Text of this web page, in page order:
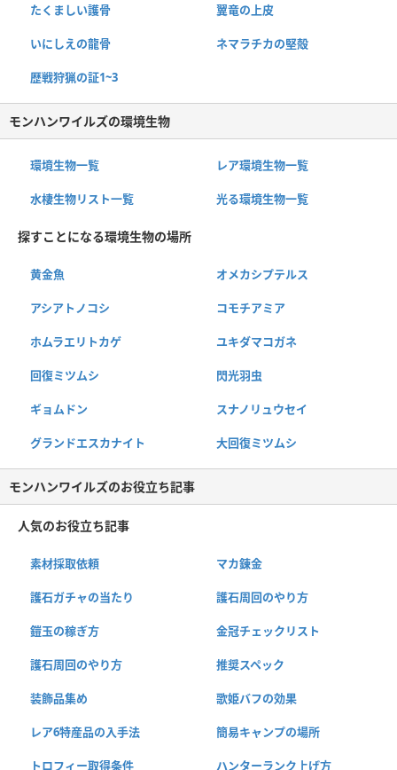
たくましい護骨 翼竜の上皮
いにしえの龍骨 ネマラチカの堅殻
歴戦狩猟の証1~3
モンハンワイルズの環境生物
環境生物一覧 レア環境生物一覧
水棲生物リスト一覧 光る環境生物一覧
探すことになる環境生物の場所
黄金魚 オメカシプテルス
アシアトノコシ コモチアミア
ホムラエリトカゲ ユキダマコガネ
回復ミツムシ 閃光羽虫
ギョムドン スナノリュウセイ
グランドエスカナイト 大回復ミツムシ
モンハンワイルズのお役立ち記事
人気のお役立ち記事
素材採取依頼 マカ錬金
護石ガチャの当たり 護石周回のやり方
鎧玉の稼ぎ方 金冠チェックリスト
護石周回のやり方 推奨スペック
装飾品集め 歌姫バフの効果
レア6特産品の入手法 簡易キャンプの場所
トロフィー取得条件 ハンターランク上げ方